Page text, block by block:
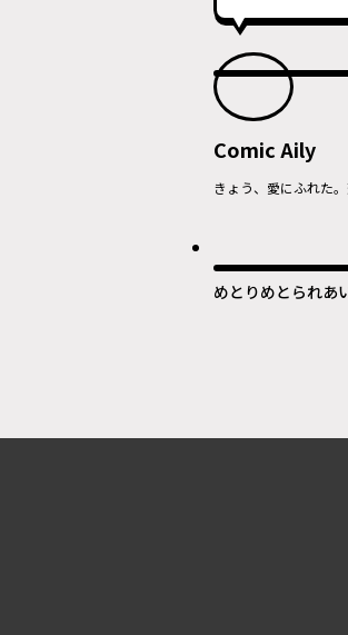
Comic Aily
きょう、愛にふれた
めとりめとられあ